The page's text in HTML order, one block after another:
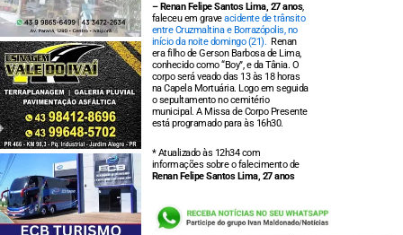
– Renan Felipe Santos Lima, 27 anos,
faleceu em graveacidente de trânsito
entre Cruzmaltina e Borrazópolis, no
início da noite domingo (21). Renan
era filho de Gerson Barbosa de Lima,
conhecido como “Boy”, e da Tânia. O
corpo será veado das 13 às 18 horas
na Capela Mortuária. Logo em seguida
o sepultamento no cemitério
municipal. A Missa de Corpo Presente
está programado para às 16h30.
* Atualizado às 12h34 com
informações sobre o falecimento de
Renan Felipe Santos Lima, 27 anos